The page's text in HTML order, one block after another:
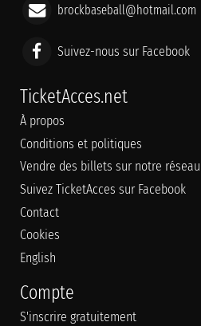
brockbaseball@hotmail.com
Suivez-nous sur Facebook
TicketAcces.net
À propos
Conditions et politiques
Vendre des billets sur notre réseau
Suivez TicketAcces sur Facebook
Contact
Cookies
English
Compte
S'inscrire gratuitement